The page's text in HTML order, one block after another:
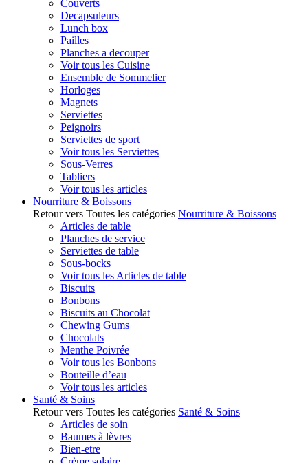
Couverts
Decapsuleurs
Lunch box
Pailles
Planches a decouper
Voir tous les Cuisine
Ensemble de Sommelier
Horloges
Magnets
Serviettes
Peignoirs
Serviettes de sport
Voir tous les Serviettes
Sous-Verres
Tabliers
Voir tous les articles
Nourriture & Boissons
Retour vers Toutes les catégories Nourriture & Boissons
Articles de table
Planches de service
Serviettes de table
Sous-bocks
Voir tous les Articles de table
Biscuits
Bonbons
Biscuits au Chocolat
Chewing Gums
Chocolats
Menthe Poivrée
Voir tous les Bonbons
Bouteille d’eau
Voir tous les articles
Santé & Soins
Retour vers Toutes les catégories Santé & Soins
Articles de soin
Baumes à lèvres
Bien-etre